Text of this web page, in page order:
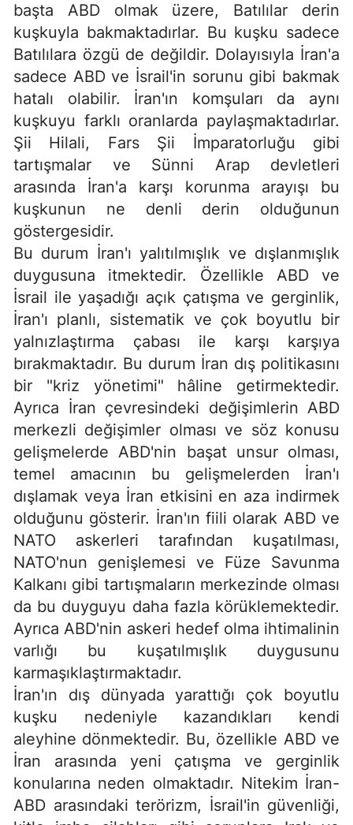
başta ABD olmak üzere, Batılılar derin
kuşkuyla bakmaktadırlar. Bu kuşku sadece
Batılılara özgü de değildir. Dolayısıyla İran'a
sadece ABD ve İsrail'in sorunu gibi bakmak
hatalı olabilir. İran'ın komşuları da aynı
kuşkuyu farklı oranlarda paylaşmaktadırlar.
Şii Hilali, Fars Şii İmparatorluğu gibi
tartışmalar ve Sünni Arap devletleri
arasında İran'a karşı korunma arayışı bu
kuşkunun ne denli derin olduğunun
göstergesidir.
Bu durum İran'ı yalıtılmışlık ve dışlanmışlık
duygusuna itmektedir. Özellikle ABD ve
İsrail ile yaşadığı açık çatışma ve gerginlik,
İran'ı planlı, sistematik ve çok boyutlu bir
yalnızlaştırma çabası ile karşı karşıya
bırakmaktadır. Bu durum İran dış politikasını
bir "kriz yönetimi" hâline getirmektedir.
Ayrıca İran çevresindeki değişimlerin ABD
merkezli değişimler olması ve söz konusu
gelişmelerde ABD'nin başat unsur olması,
temel amacının bu gelişmelerden İran'ı
dışlamak veya İran etkisini en aza indirmek
olduğunu gösterir. İran'ın fiili olarak ABD ve
NATO askerleri tarafından kuşatılması,
NATO'nun genişlemesi ve Füze Savunma
Kalkanı gibi tartışmaların merkezinde olması
da bu duyguyu daha fazla körüklemektedir.
Ayrıca ABD'nin askeri hedef olma ihtimalinin
varlığı bu kuşatılmışlık duygusunu
karmaşıklaştırmaktadır.
İran'ın dış dünyada yarattığı çok boyutlu
kuşku nedeniyle kazandıkları kendi
aleyhine dönmektedir. Bu, özellikle ABD ve
İran arasında yeni çatışma ve gerginlik
konularına neden olmaktadır. Nitekim İran-
ABD arasındaki terörizm, İsrail'in güvenliği,